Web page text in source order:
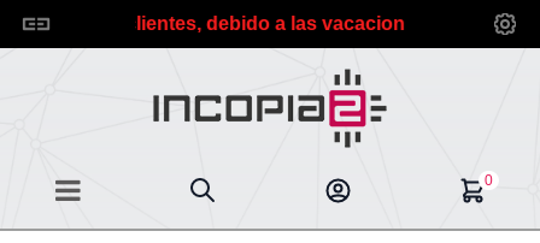
clientes, debido a las vacaciones de verano
0